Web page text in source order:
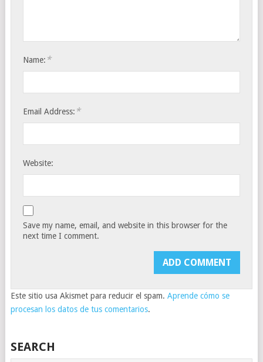
Name: *
Email Address: *
Website:
Save my name, email, and website in this browser for the
next time I comment.
Este sitio usa Akismet para reducir el spam. Aprende cómo se
procesan los datos de tus comentarios.
SEARCH